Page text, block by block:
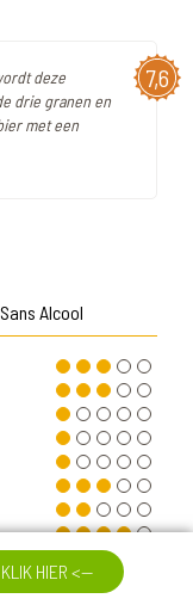
7,6
deze
drie granen en
met een
Alcool
HIER <--